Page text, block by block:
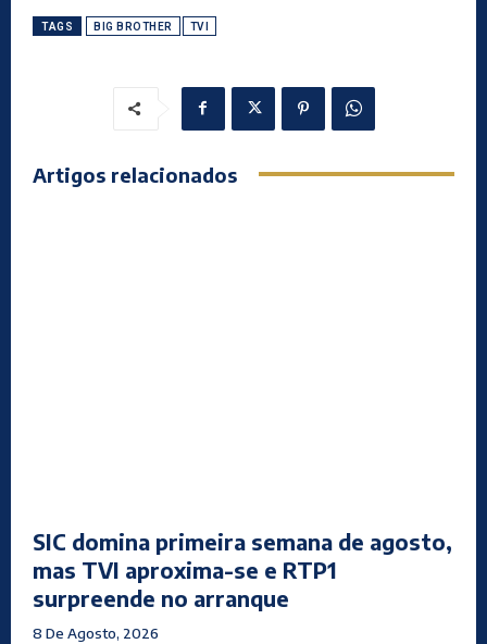
TAGS BIG BROTHER TVI
Artigos relacionados
SIC domina primeira semana de agosto,
mas TVI aproxima-se e RTP1
surpreende no arranque
8 De Agosto, 2026